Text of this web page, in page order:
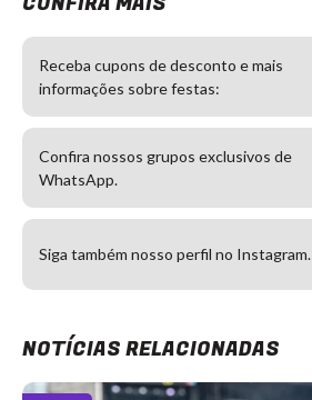
Receba cupons de desconto e mais
informações sobre festas:
Confira nossos grupos exclusivos de
WhatsApp.
Siga também nosso perfil no Instagram.
NOTÍCIAS RELACIONADAS